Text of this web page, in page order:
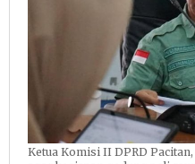
Ketua Komisi II DPRD